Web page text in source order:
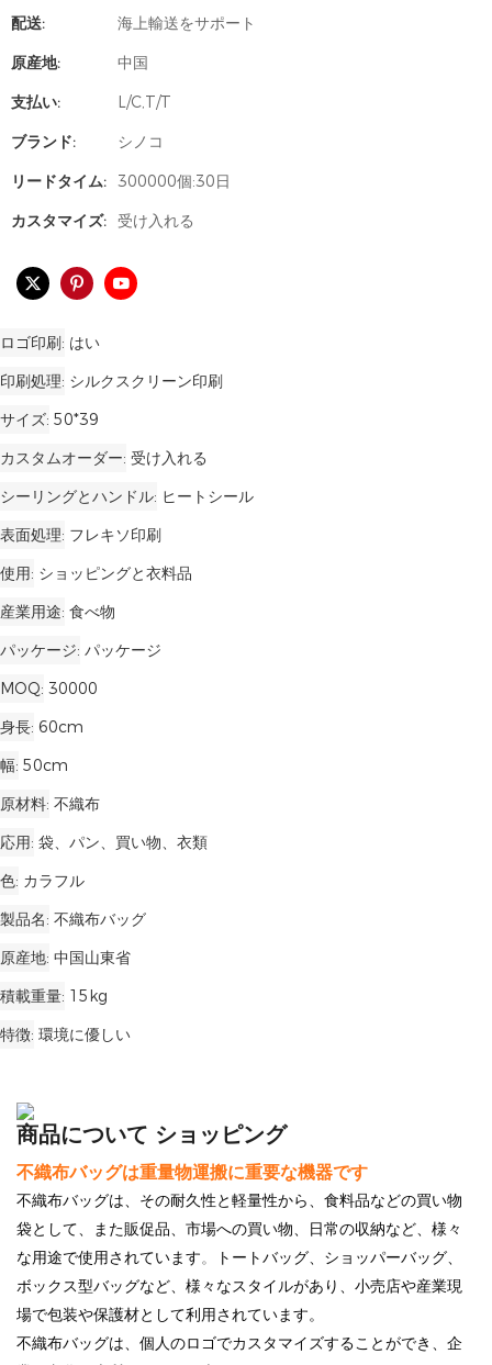
配送:
海上輸送をサポート
原産地:
中国
支払い:
L/C,T/T
ブランド:
シノコ
リードタイム: 300000個:30日
カスタマイズ: 受け入れる
ロゴ印刷 はい
印刷処理 シルクスクリーン印刷
サイズ 50*39
カスタムオーダー 受け入れる
シーリングとハンドル ヒートシール
表面処理 フレキソ印刷
使用 ショッピングと衣料品
産業用途 食べ物
パッケージ パッケージ
MOQ 30000
身長 60cm
幅 50cm
原材料 不織布
応用 袋、パン、買い物、衣類
色 カラフル
製品名 不織布バッグ
原産地 中国山東省
積載重量 15kg
特徴 環境に優しい
商品について ショッピング
不織布バッグは重量物運搬に重要な機器です
不織布バッグは、その耐久性と軽量性から、食料品などの買い物
袋として、また販促品、市場への買い物、日常の収納など、様々
な用途で使用されています。
トートバッグ、ショッパーバッグ、
ボックス型バッグなど、様々なスタイルがあり、小売店や産業現
場で包装や保護材として利用されています。
不織布バッグは 、個人のロゴでカスタマイズすることができ、企